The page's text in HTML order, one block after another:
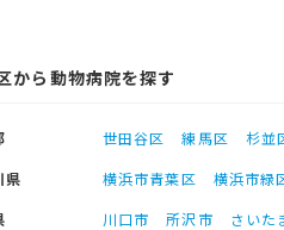
から動物病院を探す
世田谷区 練馬区 杉並
県
横浜市青葉区 横浜市緑
川口市 所沢市 さいた